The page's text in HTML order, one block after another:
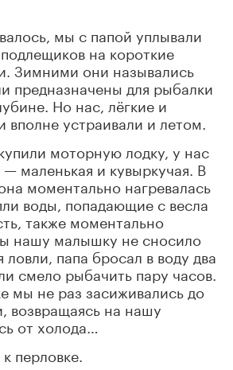
мы с папой уплывали
на короткие
Зимними они назывались
предназначены для рыбалки
Но нас, лёгкие и
вполне устраивали и летом.
моторную лодку, у нас
маленькая и кувыркучая. В
моментально нагревалась
воды, попадающие с весла
также моментально
нашу малышку не сносило
папа бросал в воду два
смело рыбачить пару часов.
мы не раз засиживались до
возвращаясь на нашу
от холода…
перловке.